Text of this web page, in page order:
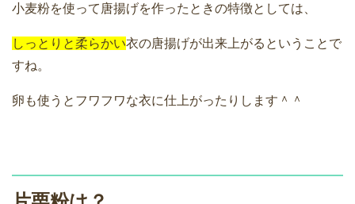
小麦粉を使って唐揚げを作ったときの特徴としては、
しっとりと柔らかい衣の唐揚げが出来上がるということで
すね。
卵も使うとフワフワな衣に仕上がったりします＾＾